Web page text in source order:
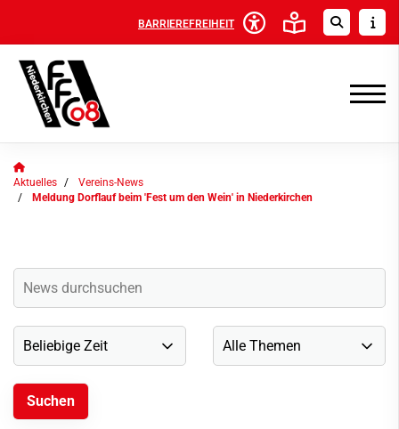
BARRIEREFREIHEIT
Aktuelles
Vereins-News
Meldung Dorflauf beim 'Fest um den Wein' in Niederkirchen